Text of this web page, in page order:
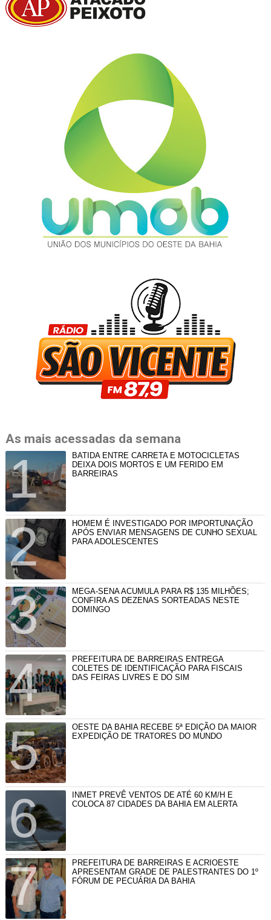
As mais acessadas da semana
BATIDA ENTRE CARRETA E MOTOCICLETAS
DEIXA DOIS MORTOS E UM FERIDO EM
BARREIRAS
HOMEM É INVESTIGADO POR IMPORTUNAÇÃO
APÓS ENVIAR MENSAGENS DE CUNHO SEXUAL
PARA ADOLESCENTES
MEGA-SENA ACUMULA PARA R$ 135 MILHÕES;
CONFIRA AS DEZENAS SORTEADAS NESTE
DOMINGO
PREFEITURA DE BARREIRAS ENTREGA
COLETES DE IDENTIFICAÇÃO PARA FISCAIS
DAS FEIRAS LIVRES E DO SIM
OESTE DA BAHIA RECEBE 5ª EDIÇÃO DA MAIOR
EXPEDIÇÃO DE TRATORES DO MUNDO
INMET PREVÊ VENTOS DE ATÉ 60 KM/H E
COLOCA 87 CIDADES DA BAHIA EM ALERTA
PREFEITURA DE BARREIRAS E ACRIOESTE
APRESENTAM GRADE DE PALESTRANTES DO 1º
FÓRUM DE PECUÁRIA DA BAHIA